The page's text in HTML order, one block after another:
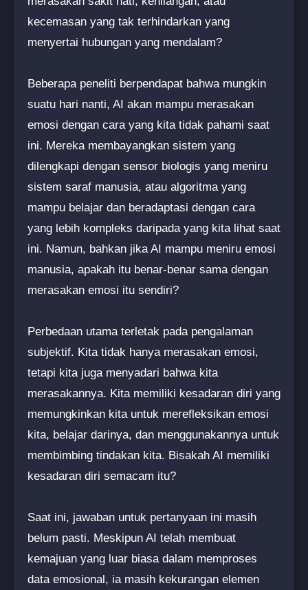
kecemasan yang tak terhindarkan yang
menyertai hubungan yang mendalam?
Beberapa peneliti berpendapat bahwa mungkin
suatu hari nanti, AI akan mampu merasakan
emosi dengan cara yang kita tidak pahami saat
ini. Mereka membayangkan sistem yang
dilengkapi dengan sensor biologis yang meniru
sistem saraf manusia, atau algoritma yang
mampu belajar dan beradaptasi dengan cara
yang lebih kompleks daripada yang kita lihat saat
ini. Namun, bahkan jika AI mampu meniru emosi
manusia, apakah itu benar-benar sama dengan
merasakan emosi itu sendiri?
Perbedaan utama terletak pada pengalaman
subjektif. Kita tidak hanya merasakan emosi,
tetapi kita juga menyadari bahwa kita
merasakannya. Kita memiliki kesadaran diri yang
memungkinkan kita untuk merefleksikan emosi
kita, belajar darinya, dan menggunakannya untuk
membimbing tindakan kita. Bisakah AI memiliki
kesadaran diri semacam itu?
Saat ini, jawaban untuk pertanyaan ini masih
belum pasti. Meskipun AI telah membuat
kemajuan yang luar biasa dalam memproses
data emosional, ia masih kekurangan elemen